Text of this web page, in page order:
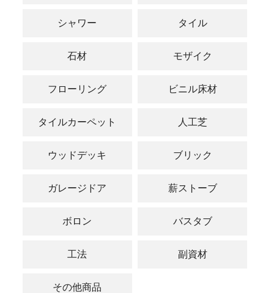
シャワー タイル
石材 モザイク
フローリング ビニル床材
タイルカーペット 人工芝
ウッドデッキ ブリック
ガレージドア 薪ストーブ
ボロン バスタブ
工法 副資材
その他商品